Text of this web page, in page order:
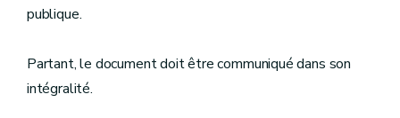
publique.
Partant, le document doit être communiqué dans son
intégralité.